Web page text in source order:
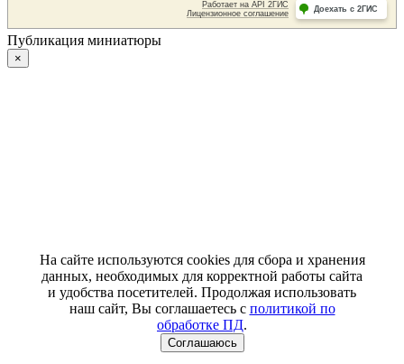
Публикация миниатюры
×
На сайте используются cookies для сбора и хранения
данных, необходимых для корректной работы сайта
и удобства посетителей. Продолжая использовать
наш сайт, Вы соглашаетесь с политикой по
обработке ПД.
Соглашаюсь